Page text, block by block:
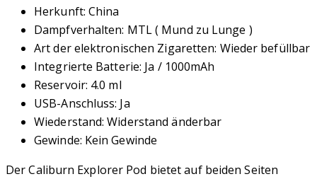
Herkunft: China
Dampfverhalten: MTL ( Mund zu Lunge )
Art der elektronischen Zigaretten: Wieder befüllbar
Integrierte Batterie: Ja / 1000mAh
Reservoir: 4.0 ml
USB-Anschluss: Ja
Wiederstand: Widerstand änderbar
Gewinde: Kein Gewinde
Der Caliburn Explorer Pod bietet auf beiden Seiten